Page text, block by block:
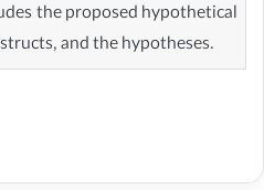
the proposed hypothetical
and the hypotheses.